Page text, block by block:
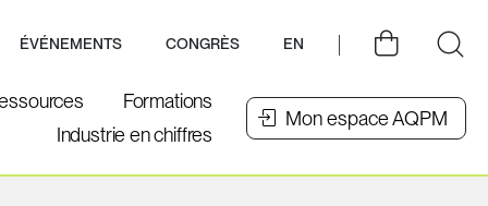
ÉVÉNEMENTS CONGRÈS EN
Formations
Industrie en chiffres
Mon espace AQPM